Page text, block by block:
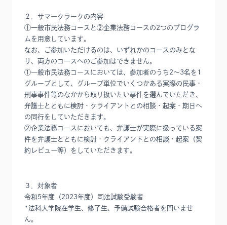
２．サマークラークの内容
①一般市民法務コースと②企業法務コースの2つのプログラ
ムを用意しています。
なお、ご参加いただけるのは、いずれかのコースのみとな
り、両方のコースへのご参加はできません。
①一般市民法務コースにおいては、参加者のうち2～3名を1
グループとして、グループ単位でいくつかある実際の民事・
刑事事件等のなかから取り扱いたい事件を選んでいただき、
弁護士とともに検討・クライアントとの相談・起案・期日へ
の同行をしていただきます。
②企業法務コースにおいても、弁護士が実際に扱っている案
件を弁護士とともに検討・クライアントとの相談・起案（契
約レビュー等）をしていただきます。
３．対象者
令和5年度（2023年度）司法試験受験者
*法科大学院在学生、修了生、予備試験合格者を問いませ
ん。